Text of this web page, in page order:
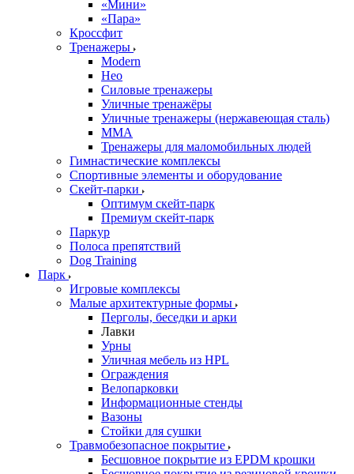
«Мини»
«Пара»
Кроссфит
Тренажеры
Modern
Нео
Силовые тренажеры
Уличные тренажёры
Уличные тренажеры (нержавеющая сталь)
ММА
Тренажеры для маломобильных людей
Гимнастические комплексы
Спортивные элементы и оборудование
Скейт-парки
Оптимум скейт-парк
Премиум скейт-парк
Паркур
Полоса препятствий
Dog Training
Парк
Игровые комплексы
Малые архитектурные формы
Перголы, беседки и арки
Лавки
Урны
Уличная мебель из HPL
Ограждения
Велопарковки
Информационные стенды
Вазоны
Стойки для сушки
Травмобезопасное покрытие
Бесшовное покрытие из EPDM крошки